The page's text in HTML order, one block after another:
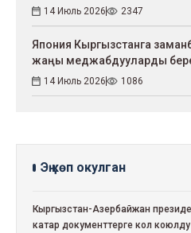
14 Июль 2026 2347
Япония Кыргызстанга
жаңы меджабдууларды
14 Июль 2026 1086
Эң көп окулган
Кыргызстан-Азербайжан
катар документтерге кол коюлду